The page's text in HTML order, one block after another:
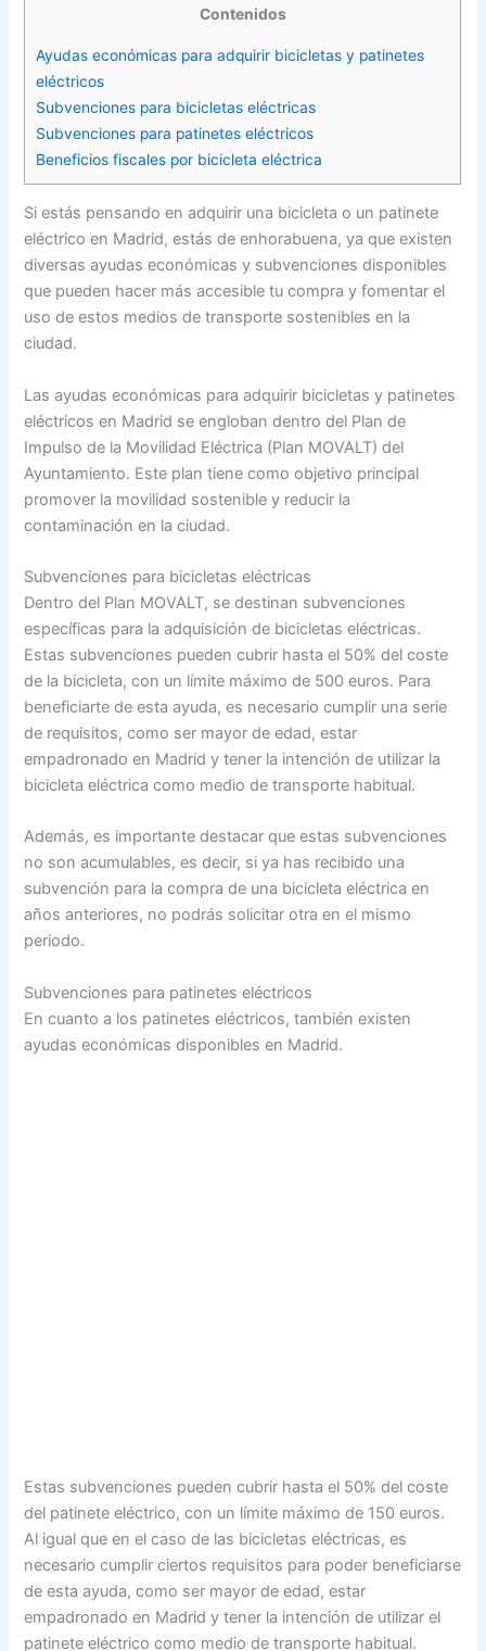
Contenidos
Ayudas económicas para adquirir bicicletas y patinetes
eléctricos
Subvenciones para bicicletas eléctricas
Subvenciones para patinetes eléctricos
Beneficios fiscales por bicicleta eléctrica
Si estás pensando en adquirir una bicicleta o un patinete
eléctrico en Madrid, estás de enhorabuena, ya que existen
diversas ayudas económicas y subvenciones disponibles
que pueden hacer más accesible tu compra y fomentar el
uso de estos medios de transporte sostenibles en la
ciudad.
Las ayudas económicas para adquirir bicicletas y patinetes
eléctricos en Madrid se engloban dentro del Plan de
Impulso de la Movilidad Eléctrica (Plan MOVALT) del
Ayuntamiento. Este plan tiene como objetivo principal
promover la movilidad sostenible y reducir la
contaminación en la ciudad.
Subvenciones para bicicletas eléctricas
Dentro del Plan MOVALT, se destinan subvenciones
específicas para la adquisición de bicicletas eléctricas.
Estas subvenciones pueden cubrir hasta el 50% del coste
de la bicicleta, con un límite máximo de 500 euros. Para
beneficiarte de esta ayuda, es necesario cumplir una serie
de requisitos, como ser mayor de edad, estar
empadronado en Madrid y tener la intención de utilizar la
bicicleta eléctrica como medio de transporte habitual.
Además, es importante destacar que estas subvenciones
no son acumulables, es decir, si ya has recibido una
subvención para la compra de una bicicleta eléctrica en
años anteriores, no podrás solicitar otra en el mismo
periodo.
Subvenciones para patinetes eléctricos
En cuanto a los patinetes eléctricos, también existen
ayudas económicas disponibles en Madrid.
Estas subvenciones pueden cubrir hasta el 50% del coste
del patinete eléctrico, con un límite máximo de 150 euros.
Al igual que en el caso de las bicicletas eléctricas, es
necesario cumplir ciertos requisitos para poder beneficiarse
de esta ayuda, como ser mayor de edad, estar
empadronado en Madrid y tener la intención de utilizar el
patinete eléctrico como medio de transporte habitual.